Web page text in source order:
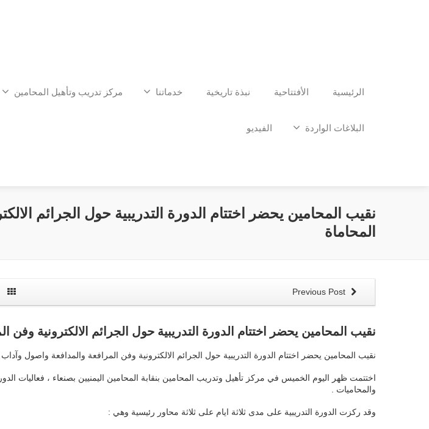
الرئيسية الأفتتاحية نبذة تاريخية خدماتنا مركز تدريب وتأهيل المحامين
البلاغات الواردة الفيديو
نقيب المحامين يحضر اختتام الدورة التدريبية حول الجرائم
المحاماة
نقيب المحامين يحضر اختتام الدورة التدريبية حول الجرائم الالكترونية
نقيب المحامين يحضر اختتام الدورة التدريبية حول الجرائم الالكترونية وفن المرافعة والمدافعة واصول وآداب
اختتمت ظهر اليوم الخميس في مركز تأهيل وتدريب المحامين بنقابة المحامين اليمنيين بصنعاء ، فعاليات
والمحاميات .
وقد ركزت الدورة التدريبية على مدى ثلاثة ايام على ثلاثة محاور رئيسية وهي :